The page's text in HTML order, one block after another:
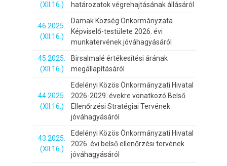
(XII.16.)
határozatok végrehajtásának állásáról
46.2025.
(XII.16.)
Damak Község Önkormányzata
Képviselő-testülete 2026. évi
munkatervének jóváhagyásáról
45.2025.
(XII.16.)
Birsalmalé értékesítési árának
megállapításáról
44.2025.
(XII.16.)
Edelényi Közös Önkormányzati Hivatal
2026-2029. évekre vonatkozó Belső
Ellenőrzési Stratégiai Tervének
jóváhagyásáról
43.2025.
(XII.16.)
Edelényi Közös Önkormányzati Hivatal
2026. évi belső ellenőrzési tervének
jóváhagyásáról